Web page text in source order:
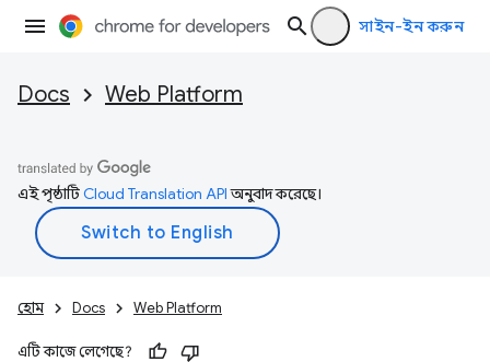
সাইন-ইন করুন
Docs Web Platform
এই পৃষ্ঠাটিCloud Translation APIঅনুবাদ করেছে।
হোম Docs Web Platform
এটি কাজে লেগেছে?